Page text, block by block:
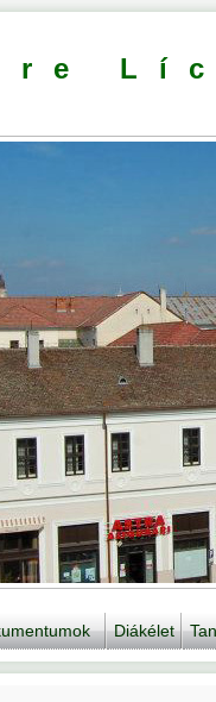
Diákélet